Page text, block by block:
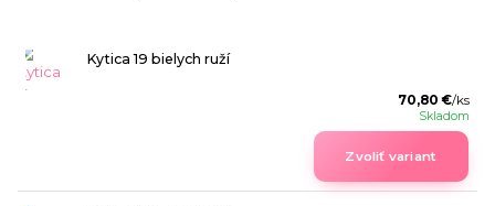
Kytica 19 bielych ruží
70,80 €/ks
Skladom
Zvoliť variant